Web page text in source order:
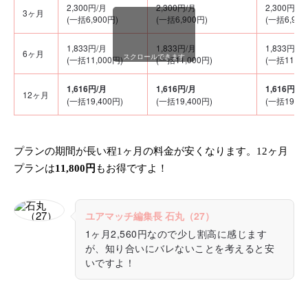
3ヶ月
2,300円/月
(一括6,900円)
2,300円/月
(一括6,900円)
2,300円/月
(一括6,900
6ヶ月
1,833円/月
(一括11,000円)
1,833円/月
(一括11,000円)
1,833円/月
(一括
12ヶ月 1,616円/月
(一括19,400円)
1,616円/月
(一括19,400円)
1,616円/月
(一括
スクロールできます
プランの期間が長い程1ヶ月の料金が安くなります。12ヶ月
プランは11,800円 もお得ですよ！
ユアマッチ編集長 石丸（27）
1ヶ月2,560円なので少し割高に感じます
が、知り合いにバレないことを考えると安
いですよ！